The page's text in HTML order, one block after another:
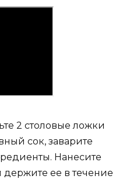
2 столовые ложки
сок, заварите
Нанесите
ее в течение